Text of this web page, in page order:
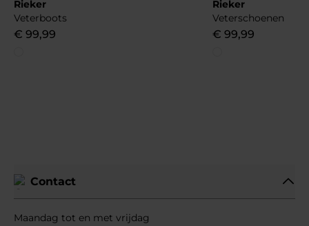
Rieker
Veterboots
€ 99,99
Rieker
Veterschoenen
€ 99,99
Contact
Maandag tot en met vrijdag